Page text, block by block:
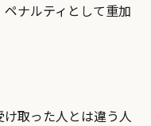
ナルティとして重加
取った人とは違う人